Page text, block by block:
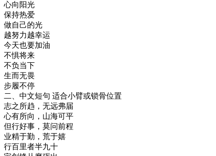
心向阳光
保持热爱
做自己的光
越努力越幸运
今天也要加油
不惧将来
不负当下
生而无畏
步履不停
二、中文短句 适合小臂或锁骨位置
志之所趋，无远弗届
心有所向，山海可平
但行好事，莫问前程
业精于勤，荒于嬉
行百里者半九十